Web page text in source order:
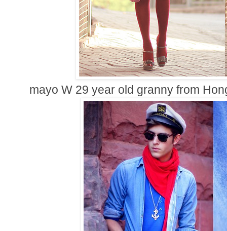
mayo W 29 year old granny from